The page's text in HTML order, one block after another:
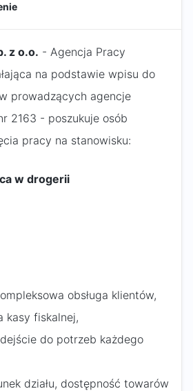
z o.o. - Agencja Pracy
na podstawie wpisu do
prowadzących agencje
2163 - poszukuje osób
pracy na stanowisku:
w drogerii
obsługa klientów,
kasy fiskalnej,
do potrzeb każdego
działu, dostępność towarów